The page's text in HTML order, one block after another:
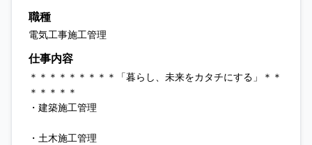
職種
電気工事施工管理
仕事内容
＊＊＊＊＊＊＊＊＊「暮らし、未来をカタチにする」＊＊
＊＊＊＊＊
・建築施工管理
・土木施工管理